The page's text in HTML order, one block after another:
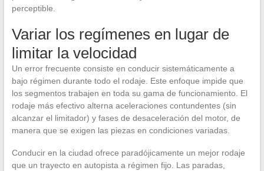
perceptible.
Variar los regímenes en lugar de
limitar la velocidad
Un error frecuente consiste en conducir sistemáticamente a
bajo régimen durante todo el rodaje. Este enfoque impide que
los segmentos trabajen en toda su gama de funcionamiento. El
rodaje más efectivo alterna aceleraciones contundentes (sin
alcanzar el limitador) y fases de desaceleración del motor, de
manera que se exigen las piezas en condiciones variadas.
Conducir en la ciudad ofrece paradójicamente un mejor rodaje
que un trayecto en autopista a régimen fijo. Las paradas,